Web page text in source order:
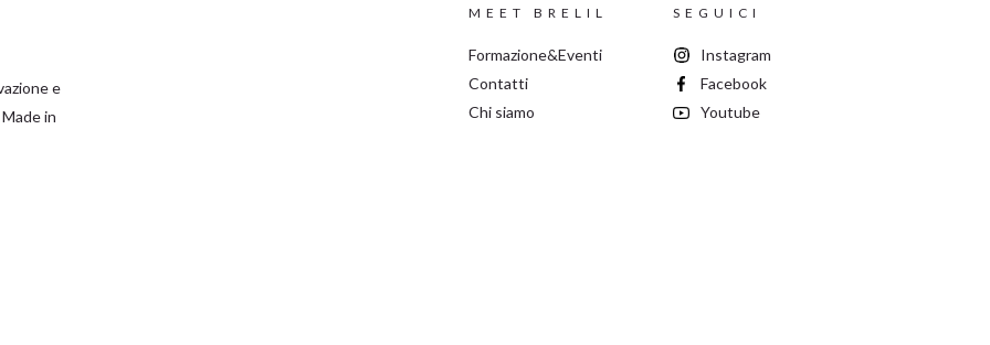
e
in
MEET BRELIL
Formazione&Eventi
Contatti
Chi siamo
SEGUICI
Instagram
Facebook
Youtube